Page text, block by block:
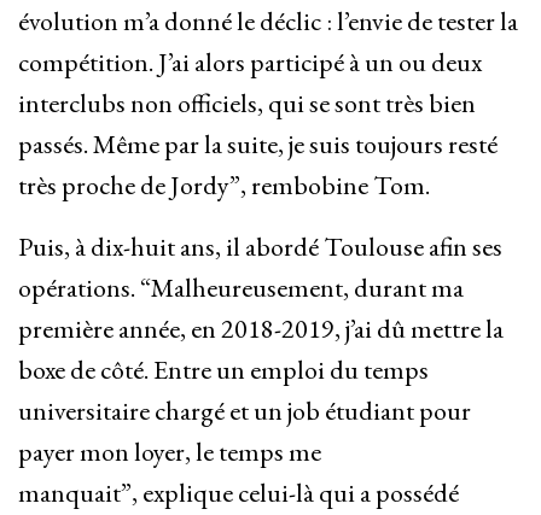
évolution m’a donné le déclic : l’envie de tester la
compétition. J’ai alors participé à un ou deux
interclubs non officiels, qui se sont très bien
passés. Même par la suite, je suis toujours resté
très proche de Jordy”, rembobine Tom.
Puis, à dix-huit ans, il abordé Toulouse afin ses
opérations. “Malheureusement, durant ma
première année, en 2018-2019, j’ai dû mettre la
boxe de côté. Entre un emploi du temps
universitaire chargé et un job étudiant pour
payer mon loyer, le temps me
manquait”, explique celui-là qui a possédé